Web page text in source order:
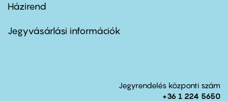
Footer
second
Házirend
Jegyvásárlási információk
Jegyrendelés központi szám
+36 1 224 5650